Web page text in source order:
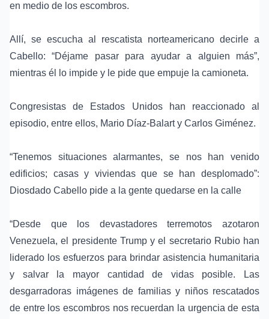
en medio de los escombros.
Allí, se escucha al rescatista norteamericano decirle a
Cabello: “Déjame pasar para ayudar a alguien más”,
mientras él lo impide y le pide que empuje la camioneta.
Congresistas de Estados Unidos han reaccionado al
episodio, entre ellos, Mario Díaz-Balart y Carlos Giménez.
“Tenemos situaciones alarmantes, se nos han venido
edificios; casas y viviendas que se han desplomado”:
Diosdado Cabello pide a la gente quedarse en la calle
“Desde que los devastadores terremotos azotaron
Venezuela, el presidente Trump y el secretario Rubio han
liderado los esfuerzos para brindar asistencia humanitaria
y salvar la mayor cantidad de vidas posible. Las
desgarradoras imágenes de familias y niños rescatados
de entre los escombros nos recuerdan la urgencia de esta